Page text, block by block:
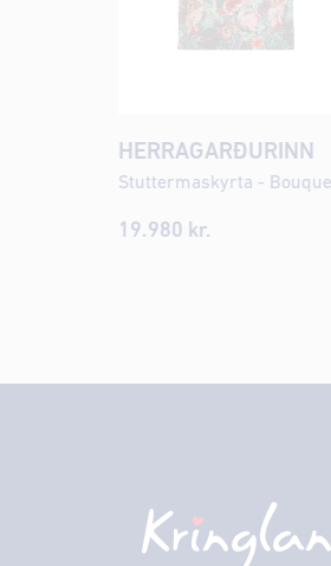
HERRAGARÐURINN
19.980 kr.